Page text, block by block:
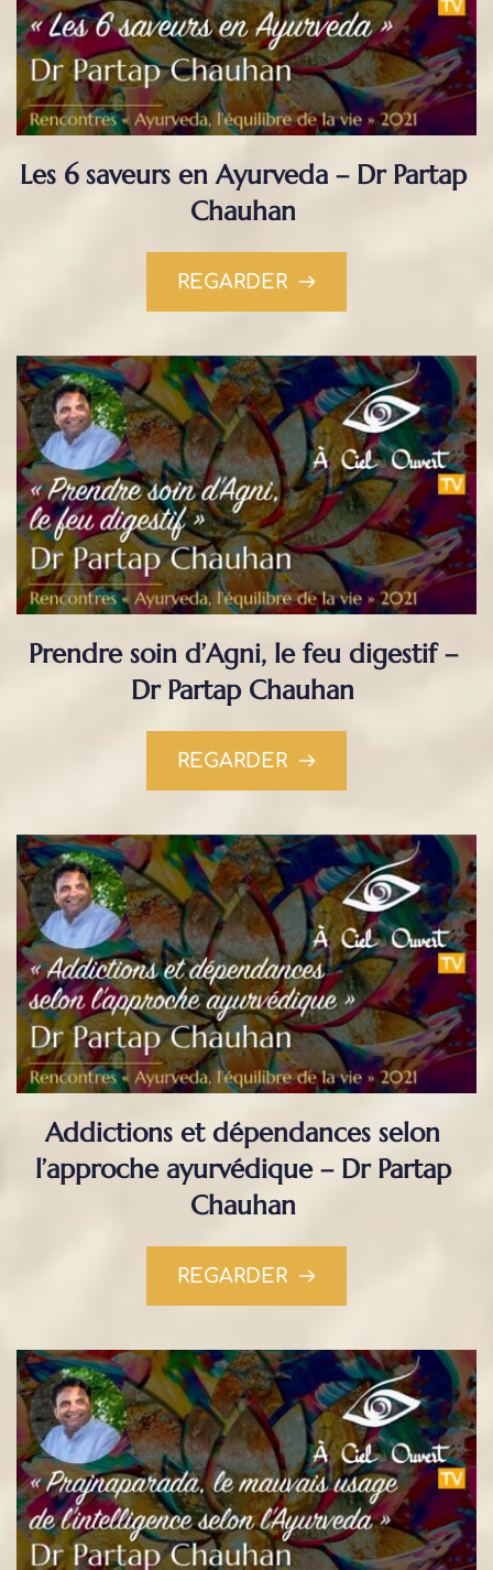
Les 6 saveurs en Ayurveda – Dr Partap
Chauhan
REGARDER
Prendre soin d’Agni, le feu digestif –
Dr Partap Chauhan
REGARDER
Addictions et dépendances selon
l’approche ayurvédique – Dr Partap
Chauhan
REGARDER